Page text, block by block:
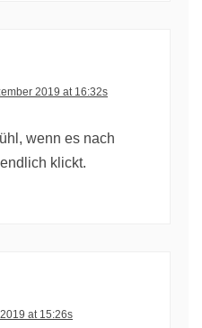
2019 at 16:32s
wenn es nach
klickt.
at 15:26s